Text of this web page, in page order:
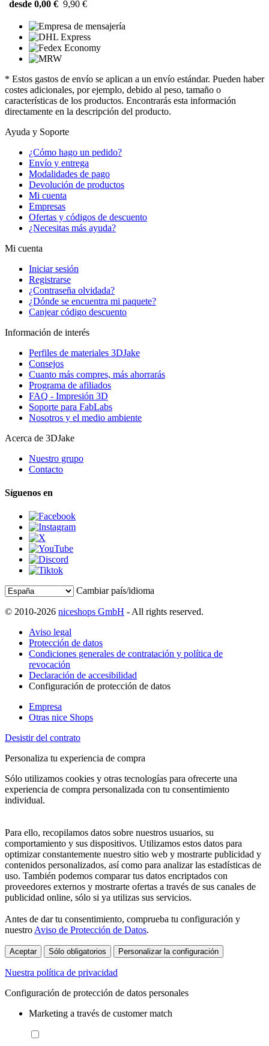
desde 0,00 € 9,90 €
* Estos gastos de envío se aplican a un envío estándar. Pueden haber
costes adicionales, por ejemplo, debido al peso, tamaño o
características de los productos. Encontrarás esta información
directamente en la descripción del producto.
Ayuda y Soporte
¿Cómo hago un pedido?
Envío y entrega
Modalidades de pago
Devolución de productos
Mi cuenta
Empresas
Ofertas y códigos de descuento
¿Necesitas más ayuda?
Mi cuenta
Iniciar sesión
Registrarse
¿Contraseña olvidada?
¿Dónde se encuentra mi paquete?
Canjear código descuento
Información de interés
Perfiles de materiales 3DJake
Consejos
Cuanto más compres, más ahorrarás
Programa de afiliados
FAQ - Impresión 3D
Soporte para FabLabs
Nosotros y el medio ambiente
Acerca de 3DJake
Nuestro grupo
Contacto
Síguenos en
Cambiar país/idioma
© 2010-2026 niceshops GmbH - All rights reserved.
Aviso legal
Protección de datos
Condiciones generales de contratación y política de
revocación
Declaración de accesibilidad
Configuración de protección de datos
Empresa
Otras nice Shops
Desistir del contrato
Personaliza tu experiencia de compra
Sólo utilizamos cookies y otras tecnologías para ofrecerte una
experiencia de compra personalizada con tu consentimiento
individual.
Para ello, recopilamos datos sobre nuestros usuarios, su
comportamiento y sus dispositivos. Utilizamos estos datos para
optimizar constantemente nuestro sitio web y mostrarte publicidad y
contenidos personalizados, así como para analizar las estadísticas de
uso. También podemos comparar tus datos encriptados con
proveedores externos y mostrarte ofertas a través de sus canales de
publicidad online, sólo si ya utilizas sus servicios.
Antes de dar tu consentimiento, comprueba tu configuración y
nuestroAviso de Protección de Datos.
Aceptar Sólo obligatorios Personalizar la configuración
Nuestra política de privacidad
Configuración de protección de datos personales
Marketing a través de customer match